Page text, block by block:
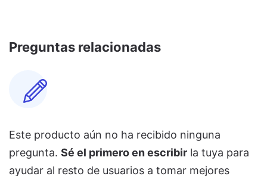
Preguntas relacionadas
Este producto aún no ha recibido ninguna
pregunta. Sé el primero en escribir la tuya para
ayudar al resto de usuarios a tomar mejores